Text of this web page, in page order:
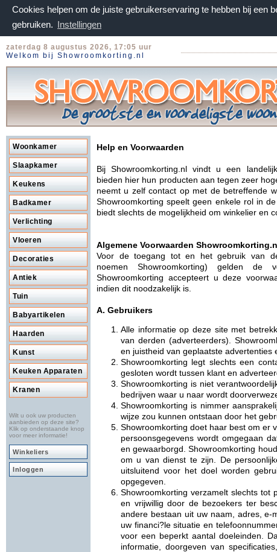
Cookies helpen om de juiste gebruikerservaring te hebben bij een
gebruiken. Instellingen
zaterdag 8 augustus 2026, 17:05 uur
Welkom bij Showroomkorting.nl
Woonkamer
Slaapkamer
Keukens
Badkamer
Verlichting
Vloeren
Decoraties
Antiek
Tuin
Babyartikelen
Haarden
Kunst
Keuken Apparaten
Kranen
Wilt u ook uw producten
aanbieden op deze site?
Klik op onderstaande knop
voor meer informatie!
Winkeliers
Inloggen
Help en Voorwaarden
Bij Showroomkorting.nl vindt u een
bieden hier hun producten aan tegen zeer
neemt u zelf contact op met de betreffende
Showroomkorting speelt geen enkele rol in
biedt slechts de mogelijkheid om winkelier en
Algemene Voorwaarden
Voor de toegang tot en het gebruik van
noemen Showroomkorting) gelden de
Showroomkorting accepteert u deze
indien dit noodzakelijk is.
A. Gebruikers
Alle informatie op deze site met
van derden (adverteerders).
en juistheid van geplaatste advertenties
Showroomkorting legt slechts een
gesloten wordt tussen klant en
Showroomkorting is niet
bedrijven waar u naar wordt
Showroomkorting is nimmer
wijze zou kunnen ontstaan door het
Showroomkorting doet haar best om er
persoonsgegevens wordt omgegaan
en gewaarborgd. Showroomkorting
om u van dienst te zijn. De
uitsluitend voor het doel worden
opgegeven.
Showroomkorting verzamelt slechts tot
en vrijwillig door de bezoekers ter
andere bestaan uit uw naam, adres, e-
uw financi?le situatie en
voor een beperkt aantal doeleinden.
informatie, doorgeven van